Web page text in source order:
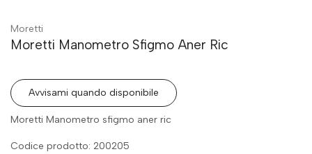
Moretti
Moretti Manometro Sfigmo Aner Ric
Avvisami quando disponibile
Moretti Manometro sfigmo aner ric
Codice prodotto: 200205